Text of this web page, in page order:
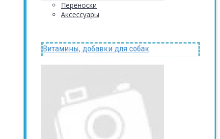
Переноски
Аксессуары
Витамины, добавки для собак